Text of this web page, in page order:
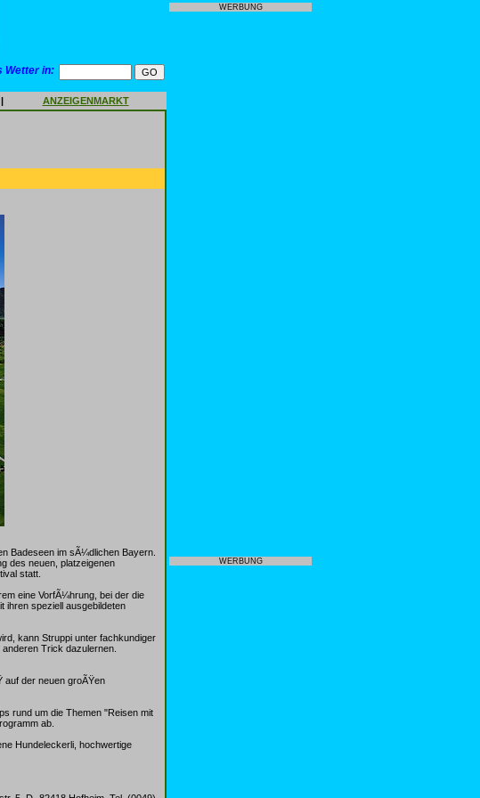
Wetter in:
| ANZEIGENMARKT
Badeseen im sÃ¼dlichen Bayern.
des neuen, platzeigenen
statt.
eine VorfÃ¼hrung, bei der die
ihren speziell ausgebildeten
kann Struppi unter fachkundiger
Trick dazulernen.
auf der neuen groÃŸen
rund um die Themen "Reisen mit
ab.
Hundeleckerli, hochwertige
WERBUNG
WERBUNG